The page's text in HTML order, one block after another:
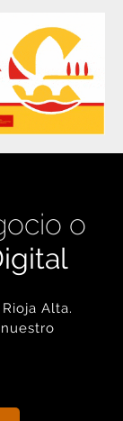
o
Alta.